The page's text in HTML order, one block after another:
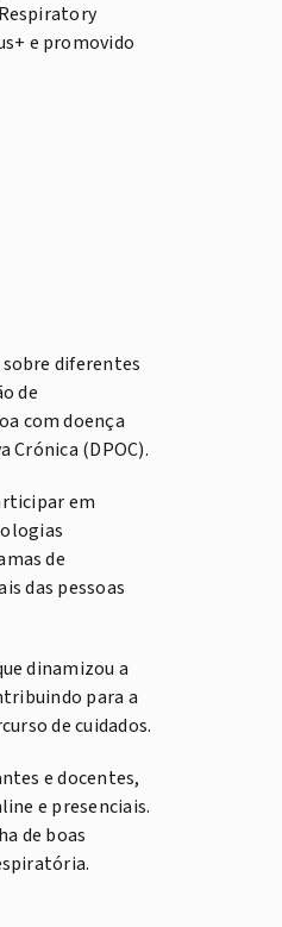
e promovido
diferentes
de
com doença
(DPOC).
em
de
das pessoas
dinamizou a
para a
de cuidados.
e docentes,
e presenciais.
de boas